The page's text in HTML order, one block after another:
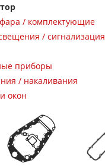
/ комплектующие
/ сигнализация
приборы
/ накаливания
окон